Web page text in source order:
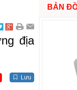
địa
Lưu
BẢN